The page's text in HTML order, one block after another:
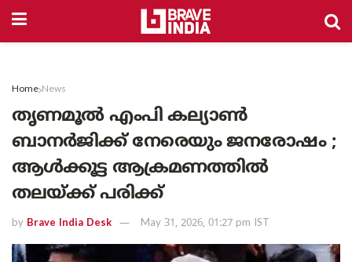
Home News
തൃണമൂൽ എംപി കല്യാൺ
ബാനർജിക്ക് നേരെയും ജനരോഷം ;
ആൾക്കൂട്ട ആക്രമണത്തിൽ
തലയ്ക്ക് പരിക്ക്
by Brave India Desk May 31, 2026, 01:27 pm IST